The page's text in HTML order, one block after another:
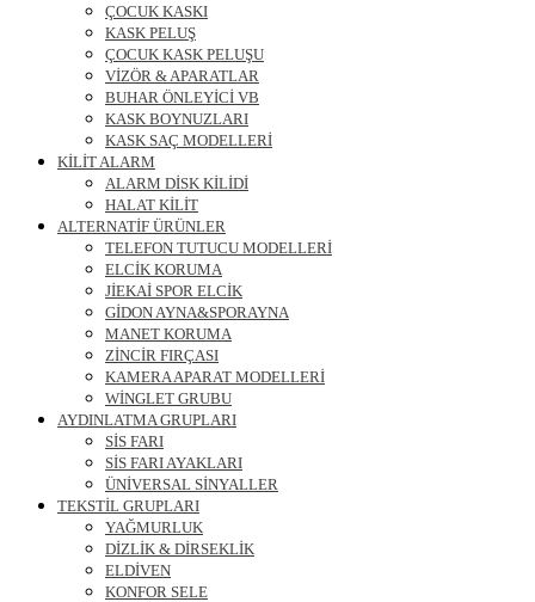
ÇOCUK KASKI
KASK PELUŞ
ÇOCUK KASK PELUŞU
VİZÖR & APARATLAR
BUHAR ÖNLEYİCİ VB
KASK BOYNUZLARI
KASK SAÇ MODELLERİ
KİLİT ALARM
ALARM DİSK KİLİDİ
HALAT KİLİT
ALTERNATİF ÜRÜNLER
TELEFON TUTUCU MODELLERİ
ELCİK KORUMA
JİEKAİ SPOR ELCİK
GİDON AYNA&SPORAYNA
MANET KORUMA
ZİNCİR FIRÇASI
KAMERA APARAT MODELLERİ
WİNGLET GRUBU
AYDINLATMA GRUPLARI
SİS FARI
SİS FARI AYAKLARI
ÜNİVERSAL SİNYALLER
TEKSTİL GRUPLARI
YAĞMURLUK
DİZLİK & DİRSEKLİK
ELDİVEN
KONFOR SELE